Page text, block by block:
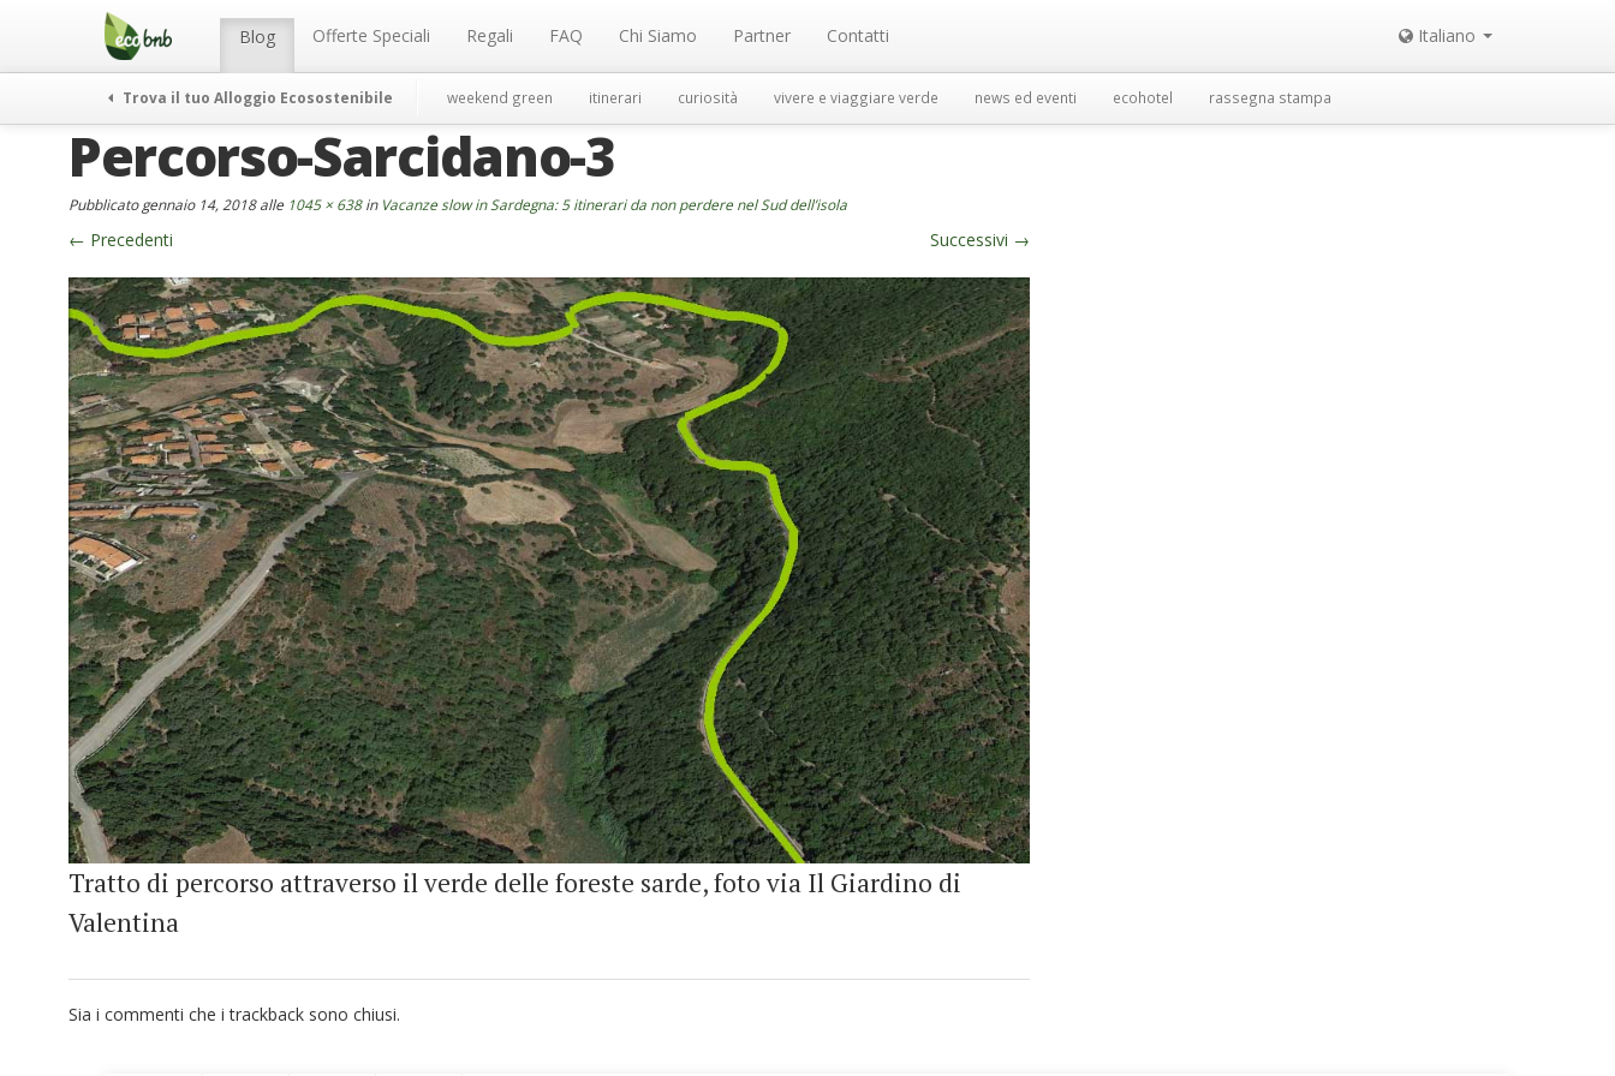
Menu Blog Offerte Speciali Regali FAQ Chi Siamo Partner Contatti Italiano
Trova il tuo Alloggio Ecosostenibile weekend green itinerari curiosità vivere e viaggiare verde news ed eventi ecohotel rassegna stampa
Percorso-Sarcidano-3
Pubblicatogennaio 14, 2018alle 1045 × 638in Vacanze slow in Sardegna: 5 itinerari da non perdere nel Sud dell’isola
← Precedenti Successivi →
Tratto di percorso attraverso il verde delle foreste sarde, foto via Il Giardino di
Valentina
Sia i commenti che i trackback sono chiusi.